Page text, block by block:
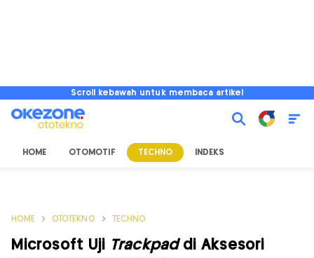
Scroll kebawah untuk membaca artikel
HOME OTOMOTIF TECHNO INDEKS
HOME OTOTEKNO TECHNO
Microsoft Uji Trackpaddi Aksesori